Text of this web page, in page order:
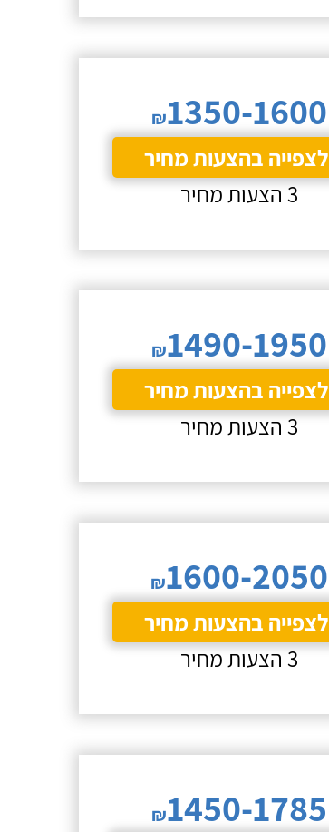
₪1350-1600
לצפייה בהצעות מחיר
3 הצעות מחיר
₪1490-1950
לצפייה בהצעות מחיר
3 הצעות מחיר
₪1600-2050
לצפייה בהצעות מחיר
3 הצעות מחיר
₪1450-1785